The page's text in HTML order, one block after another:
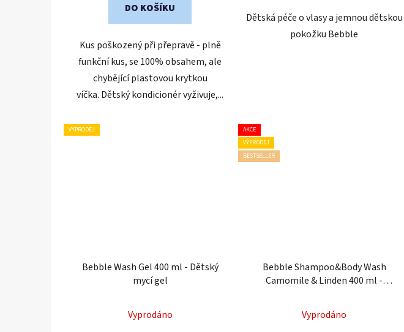
DO KOŠÍKU
Kus poškozený při přepravě - plně
funkční kus, se 100% obsahem, ale
chybějící plastovou krytkou
víčka. Dětský kondicionér vyživuje,...
Dětská péče o vlasy a jemnou dětskou
pokožku Bebble
VÝPRODEJ
Bebble Wash Gel 400 ml - Dětský
mycí gel
Vyprodáno
AKCE
VÝPRODEJ
BESTSELLER
Bebble Shampoo&Body Wash
Camomile & Linden 400 ml -
Vyprodáno